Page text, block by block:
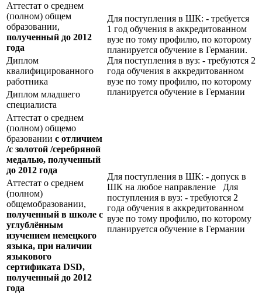
Аттестат о среднем
(полном) общем
образовании,
полученный до 2012
года
Для поступления в ШК: - требуется
1 год обучения в аккредитованном
вузе по тому профилю, по которому
планируется обучение в Германии.
Для поступления в вуз: - требуются 2
года обучения в аккредитованном
вузе по тому профилю, по которому
планируется обучение в Германии
Диплом
квалифицированного
работника
Диплом младшего
специалиста
Аттестат о среднем
(полном) общемо
бразовании с отличием
/с золотой /серебряной
медалью, полученный
до 2012 года
Для поступления в ШК: - допуск в
ШК на любое направление Для
поступления в вуз: - требуются 2
года обучения в аккредитованном
вузе по тому профилю, по которому
планируется обучение в Германии
Аттестат о среднем
(полном)
общемобразовании,
полученный в школе с
углублённым
изучением немецкого
языка, при наличии
языкового
сертификата DSD,
полученный до 2012
года